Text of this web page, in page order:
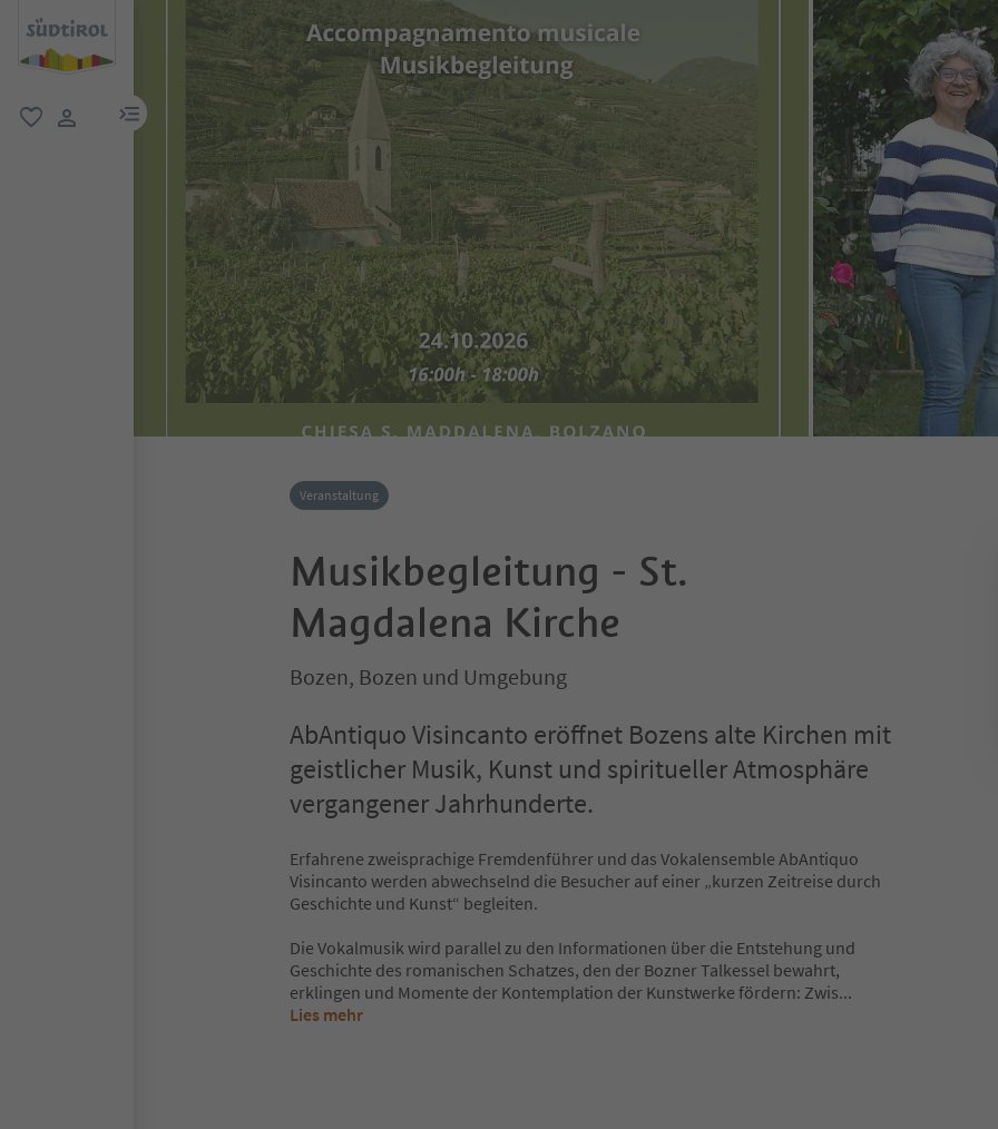
menu link
Veranstaltung
Musikbegleitung - St.
Magdalena Kirche
Bozen, Bozen und Umgebung
AbAntiquo Visincanto eröffnet Bozens alte Kirchen mit
geistlicher Musik, Kunst und spiritueller Atmosphäre
vergangener Jahrhunderte.
Erfahrene zweisprachige Fremdenführer und das Vokalensemble AbAntiquo
Visincanto werden abwechselnd die Besucher auf einer „kurzen Zeitreise durch
Geschichte und Kunst“ begleiten.
Die Vokalmusik wird parallel zu den Informationen über die Entstehung und
Geschichte des romanischen Schatzes, den der Bozner Talkessel bewahrt,
erklingen und Momente der Kontemplation der Kunstwerke fördern: Zwis...
Lies mehr